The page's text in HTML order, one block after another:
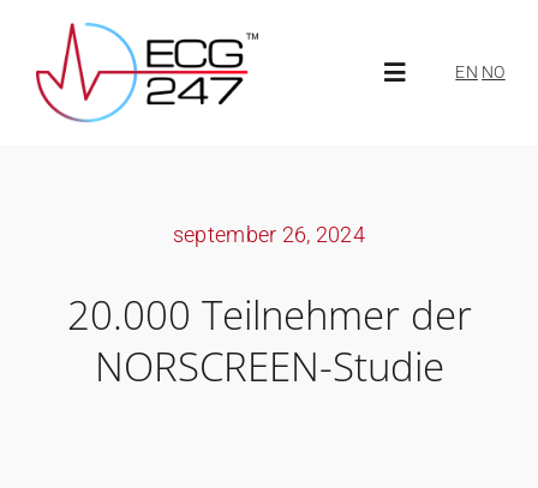
content
Toggle
Neuigkeiten
EN NO
september 26, 2024
20.000 Teilnehmer der
NORSCREEN-Studie